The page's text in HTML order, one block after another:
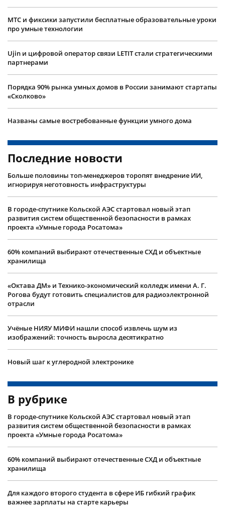
МТС и фиксики запустили бесплатные образовательные уроки
про умные технологии
Ujin и цифровой оператор связи LETIT стали стратегическими
партнерами
Порядка 90% рынка умных домов в России занимают стартапы
«Сколково»
Названы самые востребованные функции умного дома
Последние новости
Больше половины топ-менеджеров торопят внедрение ИИ,
игнорируя неготовность инфраструктуры
В городе-спутнике Кольской АЭС стартовал новый этап
развития систем общественной безопасности в рамках
проекта «Умные города Росатома»
60% компаний выбирают отечественные СХД и объектные
хранилища
«Октава ДМ» и Технико-экономический колледж имени А. Г.
Рогова будут готовить специалистов для радиоэлектронной
отрасли
Учëные НИЯУ МИФИ нашли способ извлечь шум из
изображений: точность выросла десятикратно
Новый шаг к углеродной электронике
В рубрике
В городе-спутнике Кольской АЭС стартовал новый этап
развития систем общественной безопасности в рамках
проекта «Умные города Росатома»
60% компаний выбирают отечественные СХД и объектные
хранилища
Для каждого второго студента в сфере ИБ гибкий график
важнее зарплаты на старте карьеры